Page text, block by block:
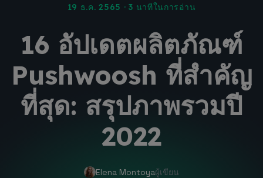
19 ธ.ค. 2565 · 3 นาทีในการอ่าน
16 อัปเดตผลิตภัณฑ์
Pushwoosh ที่สำคัญ
ที่สุด: สรุปภาพรวมปี
2022
Elena Montoyaผู้เขียน